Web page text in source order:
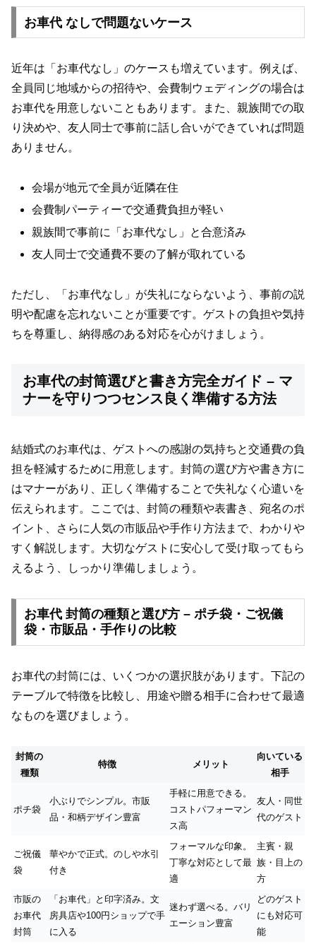
お車代 なしで問題ないケース
近年は「お車代なし」のケースも増えています。例えば、
全員同じ地域からの招待や、会費制ウェディングの場合は
お車代を用意しないこともあります。また、親族間での取
り決めや、友人同士で事前に話し合いができていれば問題
ありません。
会場が地元で全員が近隣在住
会費制パーティーで交通費負担が軽い
親族間で事前に「お車代なし」と合意済み
友人同士で交通費不要の了解が取れている
ただし、「お車代なし」が失礼にならないよう、事前の説
明や配慮を忘れないことが重要です。ゲストの負担や気持
ちを尊重し、納得感のある対応を心がけましょう。
お車代の封筒選びと書き方完全ガイド – マ
ナーを守りつつセンス良く準備する方法
結婚式のお車代は、ゲストへの感謝の気持ちと交通費の負
担を軽減するために用意します。封筒の選び方や書き方に
はマナーがあり、正しく準備することで失礼なく心遣いを
伝えられます。ここでは、封筒の種類や表書き、宛名のポ
イント、さらに人気の市販品や手作り方法まで、わかりや
すく解説します。大切なゲストに安心して受け取ってもら
えるよう、しっかり準備しましょう。
お車代 封筒の種類と選び方 – ポチ袋・ご祝儀
袋・市販品・手作りの比較
お車代の封筒には、いくつかの選択肢があります。下記の
テーブルで特徴を比較し、用途や贈る相手に合わせて最適
なものを選びましょう。
封筒の
種類
特徴 メリット
向いている
相手
ポチ袋
小ぶりでシンプル。市販
品・和柄デザイン豊富
手軽に用意できる。
コストパフォーマン
ス高
友人・同世
代のゲスト
ご祝儀
袋
華やかで正式。のしや水引
付き
フォーマルな印象。
丁寧な対応として最
適
主賓・親
族・目上の
方
市販の
お車代
封筒
「お車代」と印字済み。文
房具店や100円ショップで手
に入る
迷わず選べる。バリ
エーション豊富
どのゲスト
にも対応可
能